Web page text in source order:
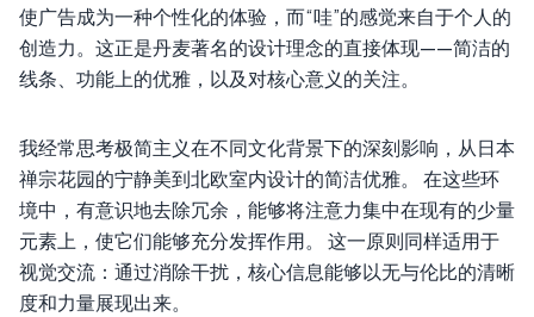
使广告成为一种个性化的体验，而“哇”的感觉来自于个人的
创造力。这正是丹麦著名的设计理念的直接体现——简洁的
线条、功能上的优雅，以及对核心意义的关注。
我经常思考极简主义在不同文化背景下的深刻影响，从日本
禅宗花园的宁静美到北欧室内设计的简洁优雅。 在这些环
境中，有意识地去除冗余，能够将注意力集中在现有的少量
元素上，使它们能够充分发挥作用。 这一原则同样适用于
视觉交流：通过消除干扰，核心信息能够以无与伦比的清晰
度和力量展现出来。